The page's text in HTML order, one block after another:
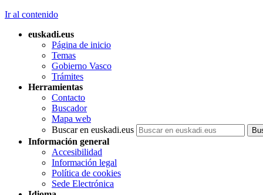
Ir al contenido
euskadi.eus
Página de inicio
Temas
Gobierno Vasco
Trámites
Herramientas
Contacto
Buscador
Mapa web
Buscar en euskadi.eus
Información general
Accesibilidad
Información legal
Política de cookies
Sede Electrónica